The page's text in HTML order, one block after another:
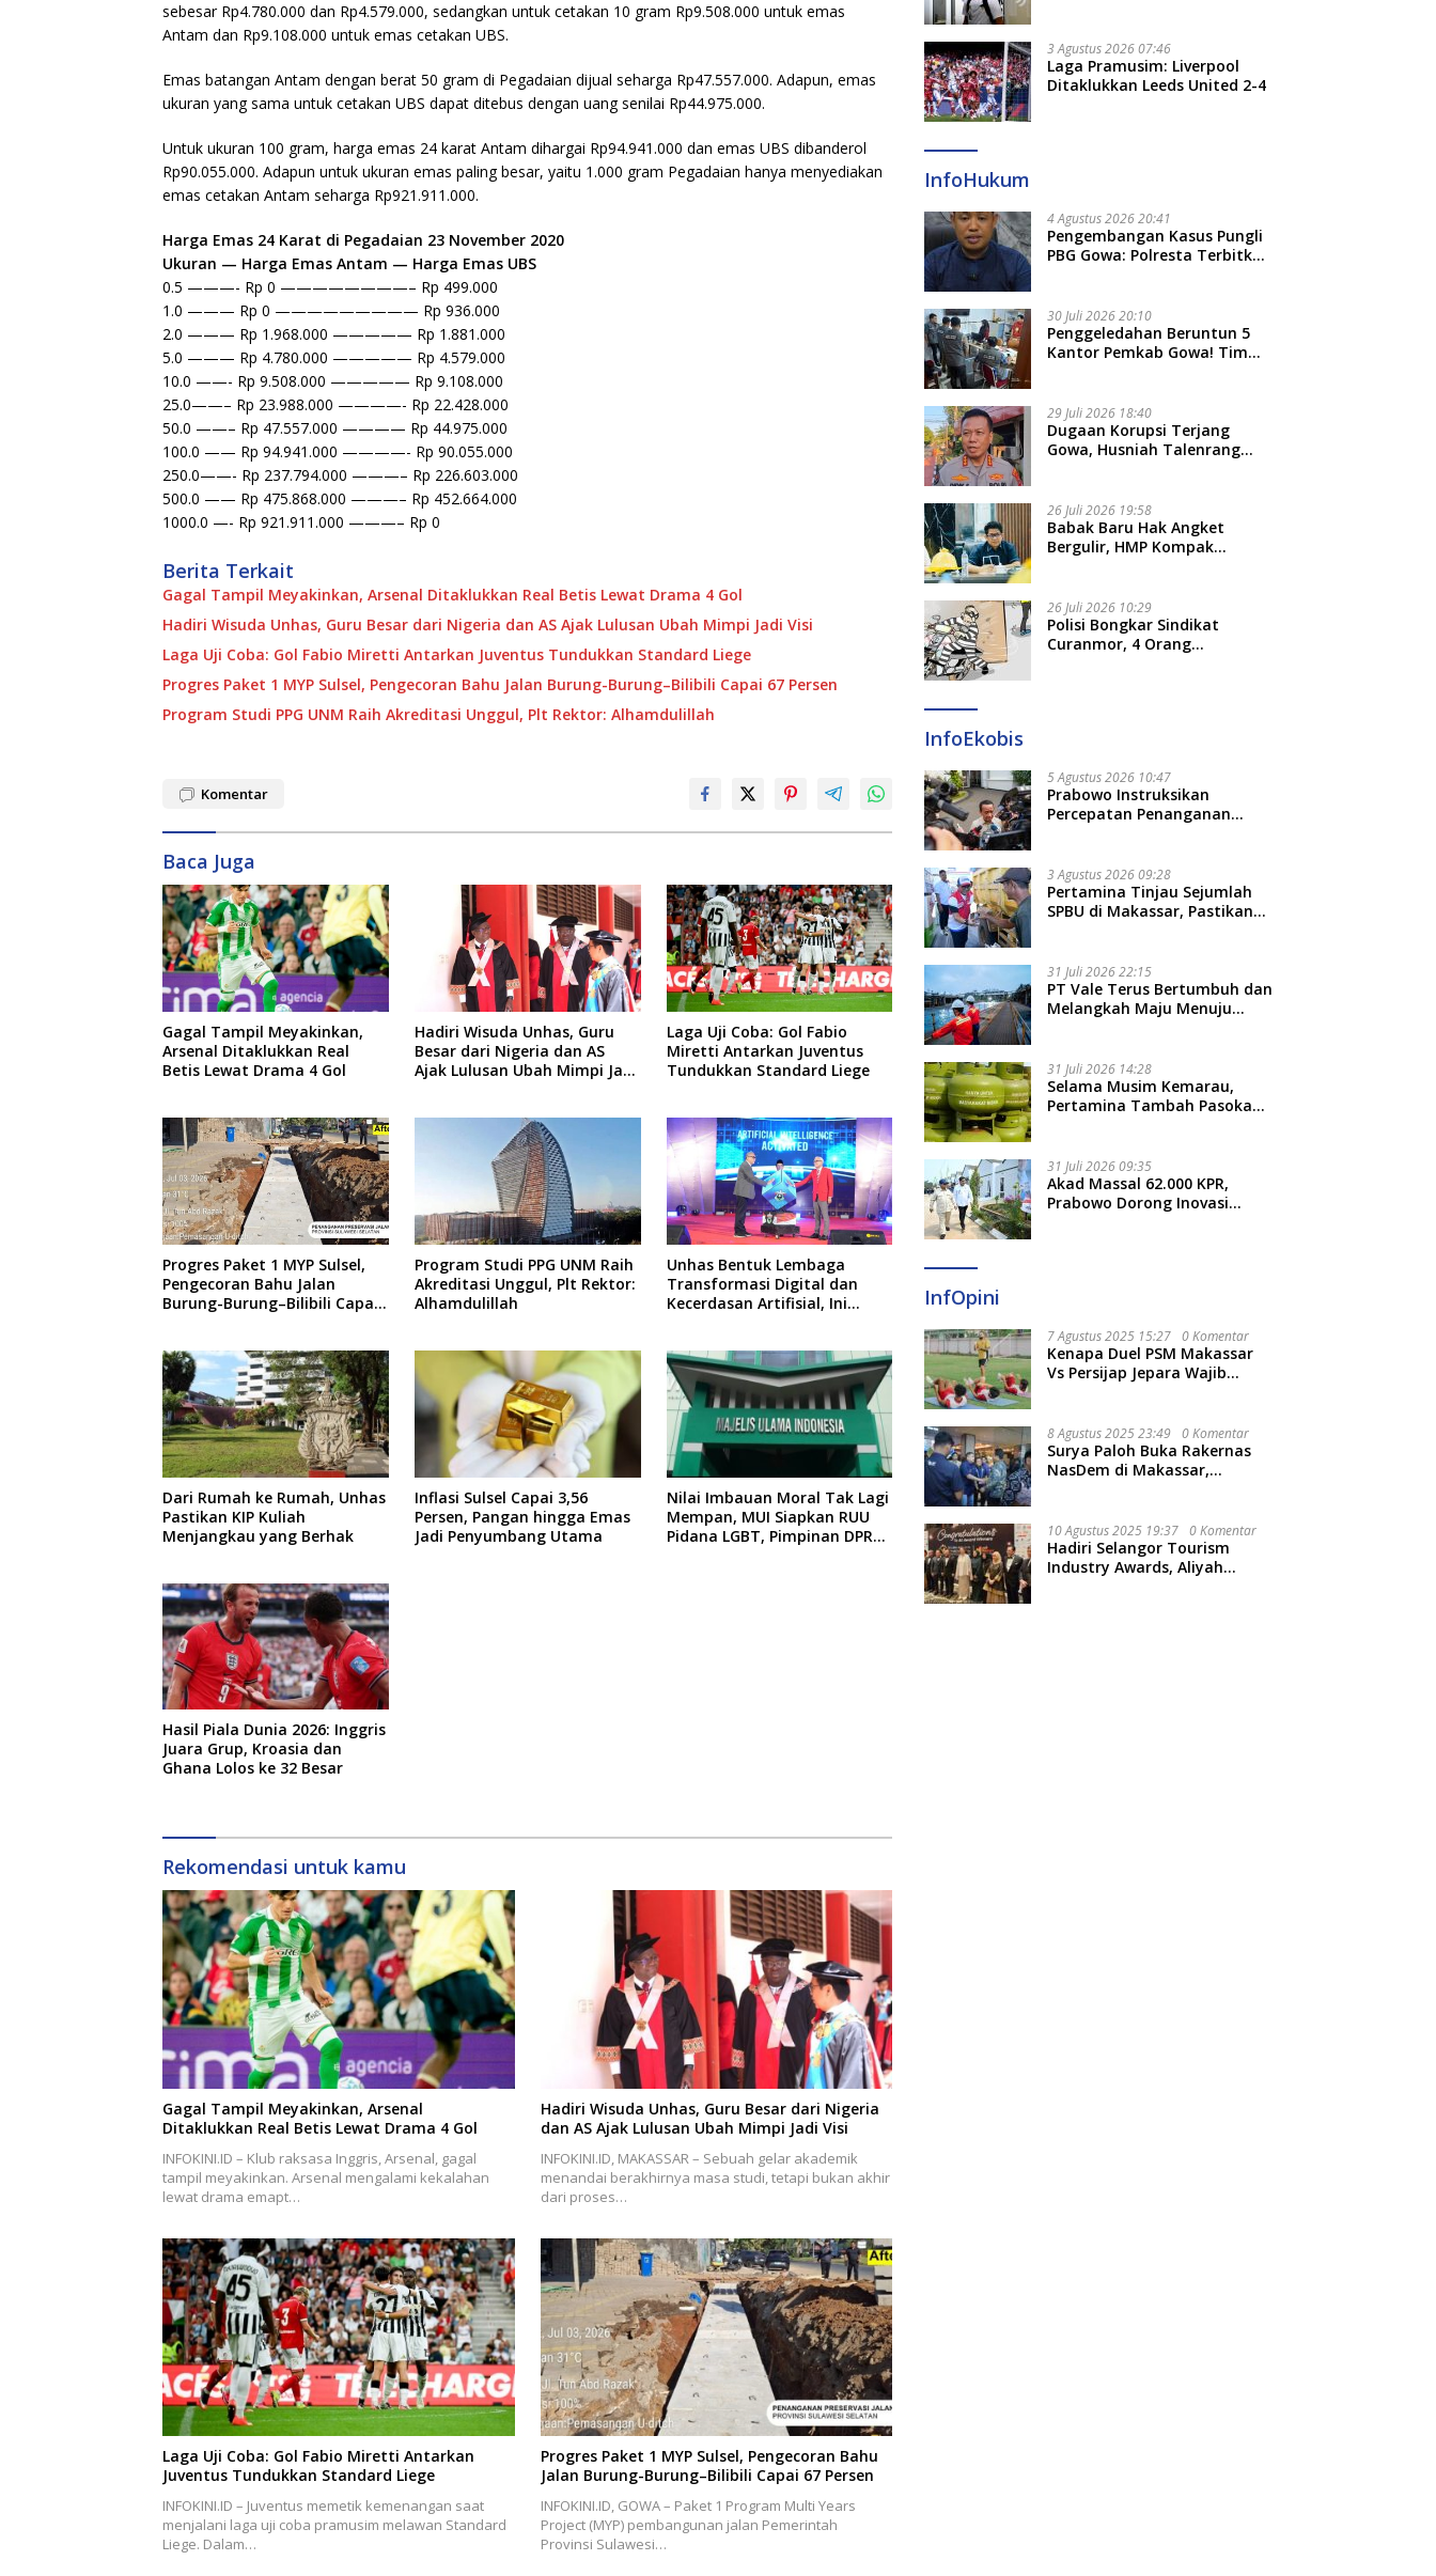
sebesar Rp4.780.000 dan Rp4.579.000, sedangkan untuk cetakan 10 gram Rp9.508.000 untuk emas
Antam dan Rp9.108.000 untuk emas cetakan UBS.
Emas batangan Antam dengan berat 50 gram di Pegadaian dijual seharga Rp47.557.000. Adapun, emas
ukuran yang sama untuk cetakan UBS dapat ditebus dengan uang senilai Rp44.975.000.
Untuk ukuran 100 gram, harga emas 24 karat Antam dihargai Rp94.941.000 dan emas UBS dibanderol
Rp90.055.000. Adapun untuk ukuran emas paling besar, yaitu 1.000 gram Pegadaian hanya menyediakan
emas cetakan Antam seharga Rp921.911.000.
Harga Emas 24 Karat di Pegadaian 23 November 2020
Ukuran — Harga Emas Antam — Harga Emas UBS
0.5 ———- Rp 0 ————————– Rp 499.000
1.0 ——— Rp 0 ————————— Rp 936.000
2.0 ——— Rp 1.968.000 ————— Rp 1.881.000
5.0 ——— Rp 4.780.000 ————— Rp 4.579.000
10.0 ——- Rp 9.508.000 ————— Rp 9.108.000
25.0——– Rp 23.988.000 ————- Rp 22.428.000
50.0 ——– Rp 47.557.000 ———— Rp 44.975.000
100.0 —— Rp 94.941.000 ————- Rp 90.055.000
250.0——- Rp 237.794.000 ———– Rp 226.603.000
500.0 —— Rp 475.868.000 ———– Rp 452.664.000
1000.0 —- Rp 921.911.000 ———– Rp 0
Berita Terkait
Gagal Tampil Meyakinkan, Arsenal Ditaklukkan Real Betis Lewat Drama 4 Gol
Hadiri Wisuda Unhas, Guru Besar dari Nigeria dan AS Ajak Lulusan Ubah Mimpi Jadi Visi
Laga Uji Coba: Gol Fabio Miretti Antarkan Juventus Tundukkan Standard Liege
Progres Paket 1 MYP Sulsel, Pengecoran Bahu Jalan Burung-Burung–Bilibili Capai 67 Persen
Program Studi PPG UNM Raih Akreditasi Unggul, Plt Rektor: Alhamdulillah
Komentar
Baca Juga
Gagal Tampil Meyakinkan,
Arsenal Ditaklukkan Real
Betis Lewat Drama 4 Gol
Hadiri Wisuda Unhas, Guru
Besar dari Nigeria dan AS
Ajak Lulusan Ubah Mimpi Jadi
Laga Uji Coba: Gol Fabio
Miretti Antarkan Juventus
Tundukkan Standard Liege
Progres Paket 1 MYP Sulsel,
Pengecoran Bahu Jalan
Burung-Burung–Bilibili Capai
Program Studi PPG UNM Raih
Akreditasi Unggul, Plt Rektor:
Alhamdulillah
Unhas Bentuk Lembaga
Transformasi Digital dan
Kecerdasan Artifisial, Ini
Dari Rumah ke Rumah, Unhas
Pastikan KIP Kuliah
Menjangkau yang Berhak
Inflasi Sulsel Capai 3,56
Persen, Pangan hingga Emas
Jadi Penyumbang Utama
Nilai Imbauan Moral Tak Lagi
Mempan, MUI Siapkan RUU
Pidana LGBT, Pimpinan DPR
Hasil Piala Dunia 2026: Inggris
Juara Grup, Kroasia dan
Ghana Lolos ke 32 Besar
Rekomendasi untuk kamu
Gagal Tampil Meyakinkan, Arsenal
Ditaklukkan Real Betis Lewat Drama 4 Gol
INFOKINI.ID – Klub raksasa Inggris, Arsenal, gagal
tampil meyakinkan. Arsenal mengalami kekalahan
lewat drama emapt…
Hadiri Wisuda Unhas, Guru Besar dari Nigeria
dan AS Ajak Lulusan Ubah Mimpi Jadi Visi
INFOKINI.ID, MAKASSAR – Sebuah gelar akademik
menandai berakhirnya masa studi, tetapi bukan akhir
dari proses…
Laga Uji Coba: Gol Fabio Miretti Antarkan
Juventus Tundukkan Standard Liege
INFOKINI.ID – Juventus memetik kemenangan saat
menjalani laga uji coba pramusim melawan Standard
Liege. Dalam…
Progres Paket 1 MYP Sulsel, Pengecoran Bahu
Jalan Burung-Burung–Bilibili Capai 67 Persen
INFOKINI.ID, GOWA – Paket 1 Program Multi Years
Project (MYP) pembangunan jalan Pemerintah
Provinsi Sulawesi…
3 Agustus 2026 07:46
Laga Pramusim: Liverpool
Ditaklukkan Leeds United 2-4
InfoHukum
4 Agustus 2026 20:41
Pengembangan Kasus Pungli
PBG Gowa: Polresta Terbitkan
30 Juli 2026 20:10
Penggeledahan Beruntun 5
Kantor Pemkab Gowa! Tim
Rp16 Miliar
29 Juli 2026 18:40
Dugaan Korupsi Terjang
Gowa, Husniah Talenrang
26 Juli 2026 19:58
​Babak Baru Hak Angket
Bergulir, HMP Kompak
26 Juli 2026 10:29
Polisi Bongkar Sindikat
Curanmor, 4 Orang
InfoEkobis
5 Agustus 2026 10:47
Prabowo Instruksikan
Percepatan Penanganan
3 Agustus 2026 09:28
Pertamina Tinjau Sejumlah
SPBU di Makassar, Pastikan
31 Juli 2026 22:15
PT Vale Terus Bertumbuh dan
Melangkah Maju Menuju
31 Juli 2026 14:28
Selama Musim Kemarau,
Pertamina Tambah Pasokan
31 Juli 2026 09:35
Akad Massal 62.000 KPR,
Prabowo Dorong Inovasi
InfOpini
7 Agustus 2025 15:27 0 Komentar
Kenapa Duel PSM Makassar
Vs Persijap Jepara Wajib
8 Agustus 2025 23:49 0 Komentar
Surya Paloh Buka Rakernas
NasDem di Makassar,
10 Agustus 2025 19:37 0 Komentar
Hadiri Selangor Tourism
Industry Awards, Aliyah